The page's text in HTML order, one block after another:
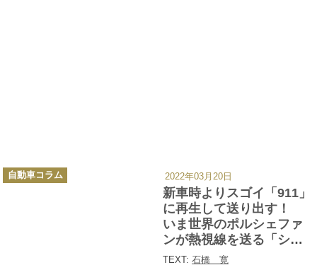
新車時よりスゴイ「911」
に再生して送り出す！
いま世界のポルシェファ
ンが熱視線を送る「シン
ガー」って何？
TEXT: 石橋 寛
カ
テ
自動車コラム 2022年03月20日